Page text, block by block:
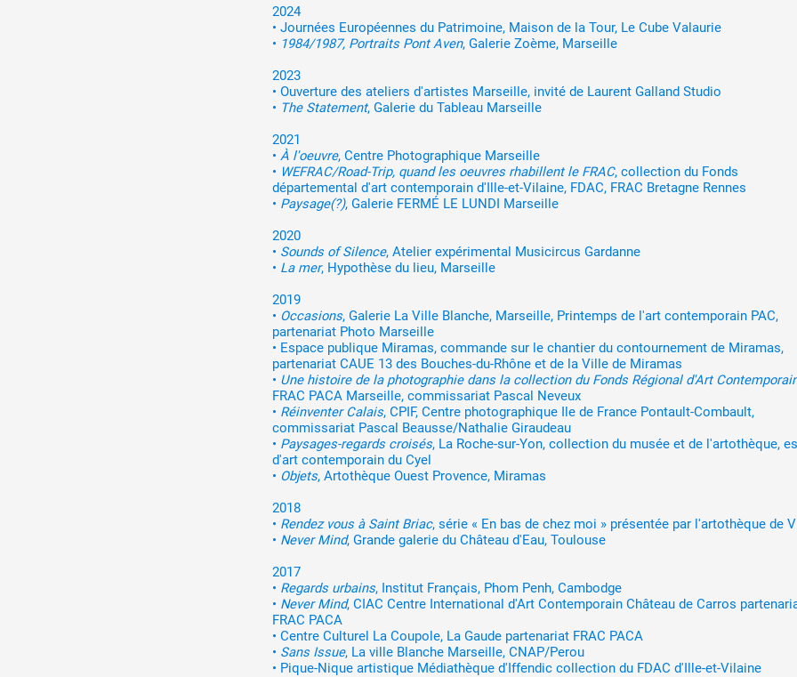
Production vidéo
1% œuvres dans l'espace public
Réseau documents d'artistes
2024
• Journées Européennes du Patrimoine, Maison de la Tour, Le Cube Valaurie
• 1984/1987, Portraits Pont Aven, Galerie Zoème, Marseille
2023
• Ouverture des ateliers d'artistes Marseille, invité de Laurent Galland Studio
• The Statement, Galerie du Tableau Marseille
2021
• À l'oeuvre, Centre Photographique Marseille
• WEFRAC/Road-Trip, quand les oeuvres rhabillent le FRAC, collection du Fonds
départemental d'art contemporain d'Ille-et-Vilaine, FDAC, FRAC Bretagne Rennes
• Paysage(?), Galerie FERMÉ LE LUNDI Marseille
2020
• Sounds of Silence, Atelier expérimental Musicircus Gardanne
• La mer, Hypothèse du lieu, Marseille
2019
• Occasions, Galerie La Ville Blanche, Marseille, Printemps de l'art contemporain PAC,
partenariat Photo Marseille
• Espace publique Miramas, commande sur le chantier du contournement de Miramas,
partenariat CAUE 13 des Bouches-du-Rhône et de la Ville de Miramas
• Une histoire de la photographie dans la collection du Fonds Régional d'Art
FRAC PACA Marseille, commissariat Pascal Neveux
• Réinventer Calais, CPIF, Centre photographique Ile de France Pontault-Combault,
commissariat Pascal Beausse/Nathalie Giraudeau
• Paysages-regards croisés, La Roche-sur-Yon, collection du musée et de l'artothèque,
d'art contemporain du Cyel
• Objets, Artothèque Ouest Provence, Miramas
2018
• Rendez vous à Saint Briac, série « En bas de chez moi » présentée par l'artothèque de
• Never Mind, Grande galerie du Château d'Eau, Toulouse
2017
• Regards urbains, Institut Français, Phom Penh, Cambodge
• Never Mind, CIAC Centre International d'Art Contemporain Château de Carros
FRAC PACA
• Centre Culturel La Coupole, La Gaude partenariat FRAC PACA
• Sans Issue, La ville Blanche Marseille, CNAP/Perou
• Pique-Nique artistique Médiathèque d'Iffendic collection du FDAC d'Ille-et-Vilaine